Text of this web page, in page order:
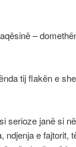
–
tij flakën e
serioze janë si
ndjenja e fajtorit,